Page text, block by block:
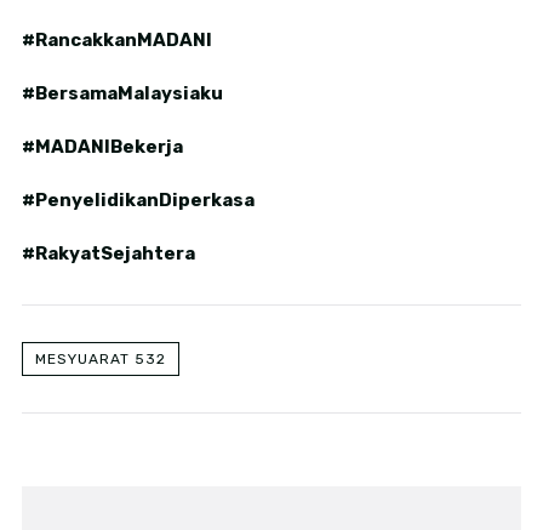
#RancakkanMADANI
#BersamaMalaysiaku
#MADANIBekerja
#PenyelidikanDiperkasa
#RakyatSejahtera
MESYUARAT 532